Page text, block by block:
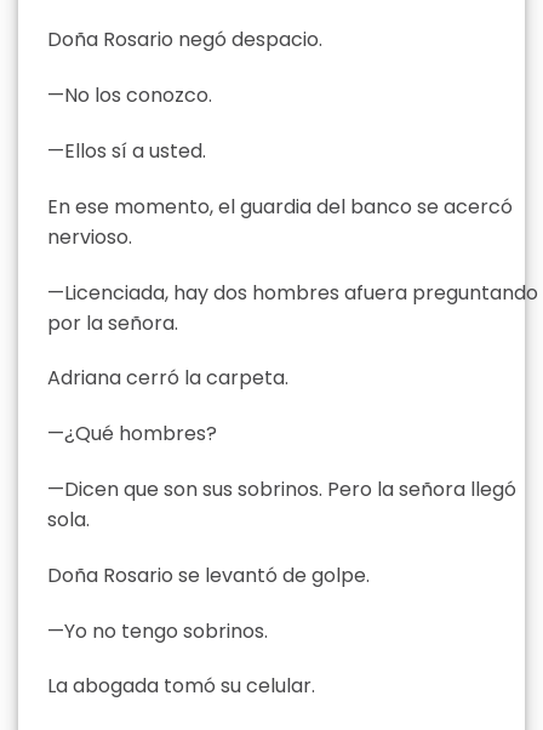
Doña Rosario negó despacio.
—No los conozco.
—Ellos sí a usted.
En ese momento, el guardia del banco se acercó
nervioso.
—Licenciada, hay dos hombres afuera preguntando
por la señora.
Adriana cerró la carpeta.
—¿Qué hombres?
—Dicen que son sus sobrinos. Pero la señora llegó
sola.
Doña Rosario se levantó de golpe.
—Yo no tengo sobrinos.
La abogada tomó su celular.